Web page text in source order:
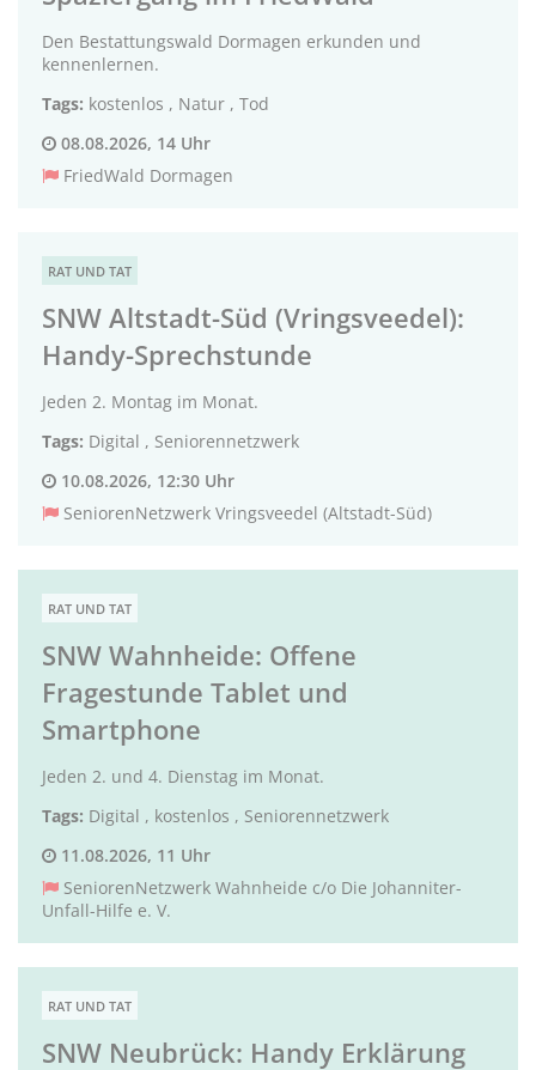
Den Bestattungswald Dormagen erkunden und
kennenlernen.
Tags: kostenlos , Natur , Tod
08.08.2026, 14 Uhr
FriedWald Dormagen
RAT UND TAT
SNW Altstadt-Süd (Vringsveedel):
Handy-Sprechstunde
Jeden 2. Montag im Monat.
Tags: Digital , Seniorennetzwerk
10.08.2026, 12:30 Uhr
SeniorenNetzwerk Vringsveedel (Altstadt-Süd)
RAT UND TAT
SNW Wahnheide: Offene
Fragestunde Tablet und
Smartphone
Jeden 2. und 4. Dienstag im Monat.
Tags: Digital , kostenlos , Seniorennetzwerk
11.08.2026, 11 Uhr
SeniorenNetzwerk Wahnheide c/o Die Johanniter-
Unfall-Hilfe e. V.
RAT UND TAT
SNW Neubrück: Handy Erklärung